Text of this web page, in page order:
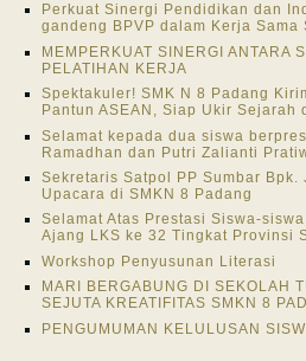
Perkuat Sinergi Pendidikan dan
gandeng BPVP dalam Kerja Sama
MEMPERKUAT SINERGI ANTARA
PELATIHAN KERJA
Spektakuler! SMK N 8 Padang
Pantun ASEAN, Siap Ukir Sejarah
Selamat kepada dua siswa
Ramadhan dan Putri Zalianti
Sekretaris Satpol PP Sumbar
Upacara di SMKN 8 Padang
Selamat Atas Prestasi Siswa-
Ajang LKS ke 32 Tingkat Provinsi
Workshop Penyusunan Literasi
MARI BERGABUNG DI SEKOLAH
SEJUTA KREATIFITAS SMKN 8
PENGUMUMAN KELULUSAN